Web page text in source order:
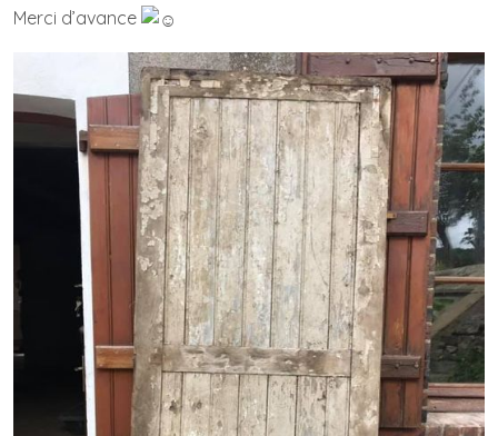
Merci d’avance